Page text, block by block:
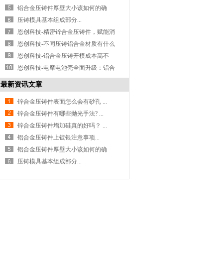
铝合金压铸件厚壁大小该如何的确
定？ ...
压铸模具基本组成部分...
恩创科技-精密锌合金压铸件，赋能消
费电子...
恩创科技-不同压铸铝合金材质有什么
区别？...
恩创科技-铝合金压铸开模成本高不
高？量产...
恩创科技-电摩电池壳全面升级：铝合
金压铸...
最新资讯文章
锌合金压铸件表面怎么会有砂孔 ...
锌合金压铸件有哪些抛光手法? ...
锌合金压铸件增加硅真的好吗？ ...
铝合金压铸件上镀银注意事项...
铝合金压铸件厚壁大小该如何的确
定？ ...
压铸模具基本组成部分...